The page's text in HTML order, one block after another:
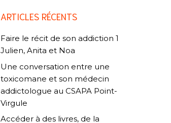
ARTICLES RÉCENTS
Faire le récit de son addiction 1
Julien, Anita et Noa
Une conversation entre une
toxicomane et son médecin
addictologue au CSAPA Point-
Virgule
Accéder à des livres, de la